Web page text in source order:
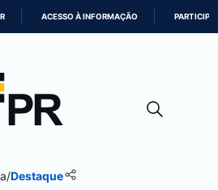
CONTEÚDO
ACESSO À INFORMAÇÃO PARTICIPE
/Destaque